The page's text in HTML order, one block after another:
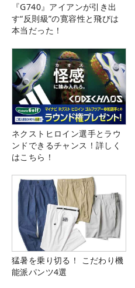
『G740』アイアンが引き出
す“反則級”の寛容性と飛びは
本当だった！
ネクストヒロイン選手とラウ
ンドできるチャンス！詳しく
はこちら！
猛暑を乗り切る！ こだわり機
能派パンツ4選